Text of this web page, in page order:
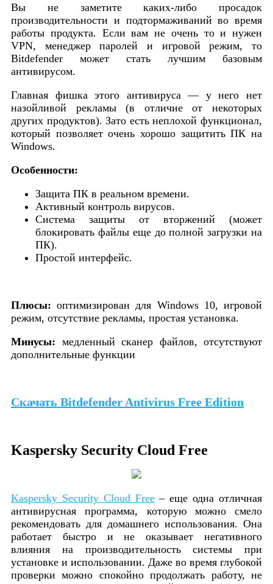
Вы не заметите каких-либо просадок
производительности и подтормаживаний во время
работы продукта. Если вам не очень то и нужен
VPN, менеджер паролей и игровой режим, то
Bitdefender может стать лучшим базовым
антивирусом.
Главная фишка этого антивируса — у него нет
назойливой рекламы (в отличие от некоторых
других продуктов). Зато есть неплохой функционал,
который позволяет очень хорошо защитить ПК на
Windows.
Особенности:
Защита ПК в реальном времени.
Активный контроль вирусов.
Система защиты от вторжений (может
блокировать файлы еще до полной загрузки на
ПК).
Простой интерфейс.
Плюсы: оптимизирован для Windows 10, игровой
режим, отсутствие рекламы, простая установка.
Минусы: медленный сканер файлов, отсутствуют
дополнительные функции
Скачать Bitdefender Antivirus Free Edition
Kaspersky Security Cloud Free
Kaspersky Security Cloud Free– еще одна отличная
антивирусная программа, которую можно смело
рекомендовать для домашнего использования. Она
работает быстро и не оказывает негативного
влияния на производительность системы при
установке и использовании. Даже во время глубокой
проверки можно спокойно продолжать работу, не